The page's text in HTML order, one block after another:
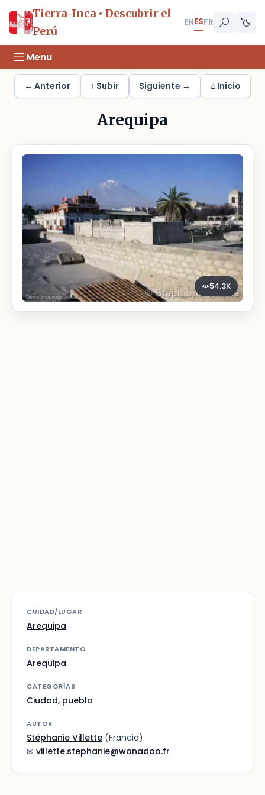
Tierra-Inca • Descubrir el
Perú
ENESFR
Menu
← Anterior ↑ Subir Siguiente → ⌂ Inicio
Arequipa
54.3K
CUIDAD/LUGAR
Arequipa
DEPARTAMENTO
Arequipa
CATEGORÍAS
Ciudad, pueblo
AUTOR
Stéphanie Villette (Francia)
✉ villette.stephanie@wanadoo.fr